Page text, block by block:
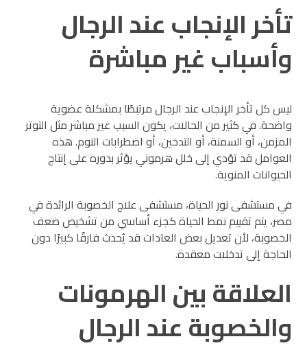
تأخر الإنجاب عند الرجال
وأسباب غير مباشرة
ليس كل تأخر الإنجاب عند الرجال مرتبطًا بمشكلة عضوية
واضحة. في كثير من الحالات، يكون السبب غير مباشر مثل التوتر
المزمن، أو السمنة، أو التدخين، أو اضطرابات النوم. هذه
العوامل قد تؤدي إلى خلل هرموني يؤثر بدوره على إنتاج
الحيوانات المنوية.
في مستشفى نور الحياة، مستشفى علاج الخصوبة الرائدة في
مصر، يتم تقييم نمط الحياة كجزء أساسي من تشخيص ضعف
الخصوبة، لأن تعديل بعض العادات قد يُحدث فارقًا كبيرًا دون
الحاجة إلى تدخلات معقدة.
العلاقة بين الهرمونات
والخصوبة عند الرجال